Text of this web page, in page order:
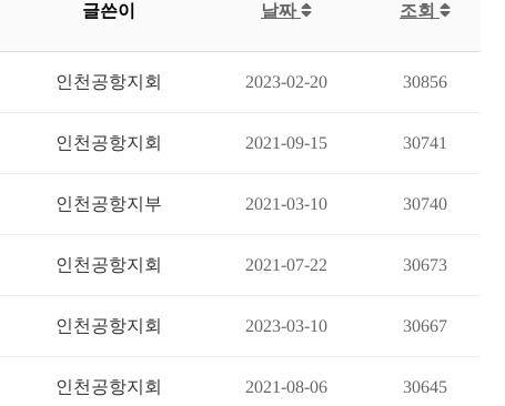
글쓴이 날짜 조회
인천공항지회 2023-02-20 30856
인천공항지회 2021-09-15 30741
인천공항지부 2021-03-10 30740
인천공항지회 2021-07-22 30673
인천공항지회 2023-03-10 30667
인천공항지회 2021-08-06 30645